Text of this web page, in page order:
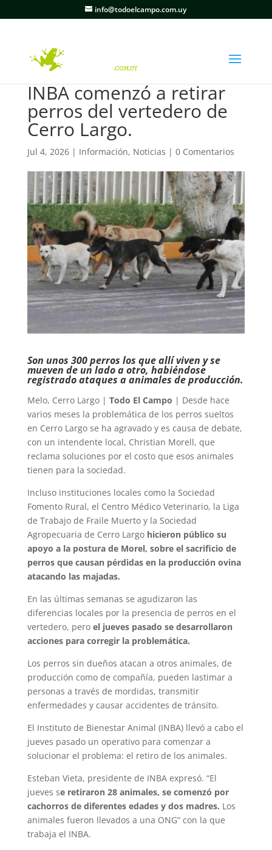
info@todoelcampo.com.uy
INBA comenzó a retirar
perros del vertedero de
Cerro Largo.
Jul 4, 2026| Información, Noticias | 0 Comentarios
Son unos 300 perros los que allí viven y se
mueven de un lado a otro, habiéndose
registrado ataques a animales de producción.
Melo, Cerro Largo | Todo El Campo | Desde hace
varios meses la problemática de los perros sueltos
en Cerro Largo se ha agravado y es causa de debate,
con un intendente local, Christian Morell, que
reclama soluciones por el costo que esos animales
tienen para la sociedad.
Incluso instituciones locales como la Sociedad
Fomento Rural, el Centro Médico Veterinario, la Liga
de Trabajo de Fraile Muerto y la Sociedad
Agropecuaria de Cerro Largo hicieron público su
apoyo a la postura de Morel, sobre el sacrificio de
perros que causan pérdidas en la producción ovina
atacando las majadas.
En las últimas semanas se agudizaron las
diferencias locales por la presencia de perros en el
vertedero, pero el jueves pasado se desarrollaron
acciones para corregir la problemática.
Los perros sin dueños atacan a otros animales, de
producción como de compañía, pueden lastimar a
personas a través de mordidas, transmitir
enfermedades y causar accidentes de tránsito.
El Instituto de Bienestar Animal (INBA) llevó a cabo el
jueves pasado un operativo para comenzar a
solucionar el problema: el retiro de los animales.
Esteban Vieta, presidente de INBA expresó. “El
jueves se retiraron 28 animales, se comenzó por
cachorros de diferentes edades y dos madres. Los
animales fueron llevados a una ONG” con la que
trabaja el INBA.